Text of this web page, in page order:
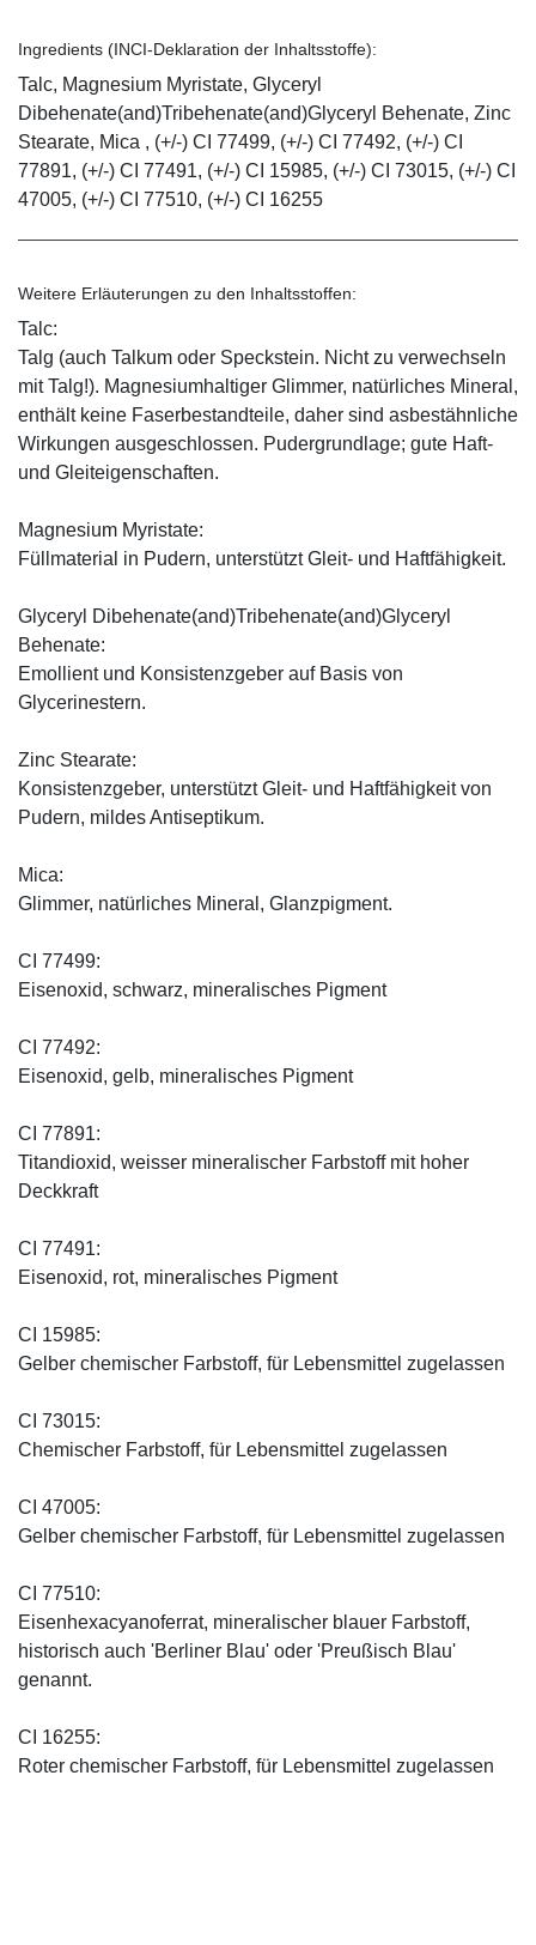
Ingredients (INCI-Deklaration der Inhaltsstoffe):
Talc, Magnesium Myristate, Glyceryl
Dibehenate(and)Tribehenate(and)Glyceryl Behenate, Zinc
Stearate, Mica , (+/-) CI 77499, (+/-) CI 77492, (+/-) CI
77891, (+/-) CI 77491, (+/-) CI 15985, (+/-) CI 73015, (+/-) CI
47005, (+/-) CI 77510, (+/-) CI 16255
Weitere Erläuterungen zu den Inhaltsstoffen:
Talc:
Talg (auch Talkum oder Speckstein. Nicht zu verwechseln
mit Talg!). Magnesiumhaltiger Glimmer, natürliches Mineral,
enthält keine Faserbestandteile, daher sind asbestähnliche
Wirkungen ausgeschlossen. Pudergrundlage; gute Haft-
und Gleiteigenschaften.
Magnesium Myristate:
Füllmaterial in Pudern, unterstützt Gleit- und Haftfähigkeit.
Glyceryl Dibehenate(and)Tribehenate(and)Glyceryl
Behenate:
Emollient und Konsistenzgeber auf Basis von
Glycerinestern.
Zinc Stearate:
Konsistenzgeber, unterstützt Gleit- und Haftfähigkeit von
Pudern, mildes Antiseptikum.
Mica:
Glimmer, natürliches Mineral, Glanzpigment.
CI 77499:
Eisenoxid, schwarz, mineralisches Pigment
CI 77492:
Eisenoxid, gelb, mineralisches Pigment
CI 77891:
Titandioxid, weisser mineralischer Farbstoff mit hoher
Deckkraft
CI 77491:
Eisenoxid, rot, mineralisches Pigment
CI 15985:
Gelber chemischer Farbstoff, für Lebensmittel zugelassen
CI 73015:
Chemischer Farbstoff, für Lebensmittel zugelassen
CI 47005:
Gelber chemischer Farbstoff, für Lebensmittel zugelassen
CI 77510:
Eisenhexacyanoferrat, mineralischer blauer Farbstoff,
historisch auch 'Berliner Blau' oder 'Preußisch Blau'
genannt.
CI 16255:
Roter chemischer Farbstoff, für Lebensmittel zugelassen